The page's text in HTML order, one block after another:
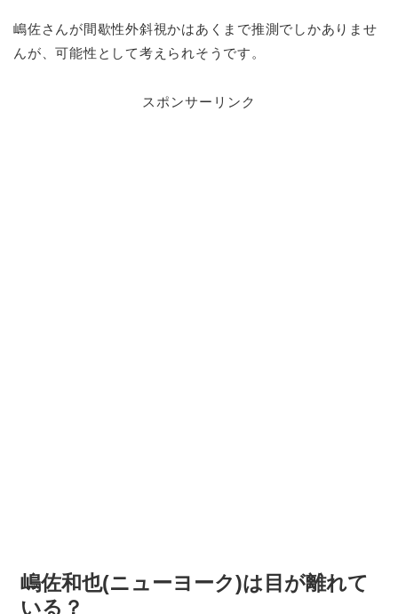
嶋佐さんが間歇性外斜視かはあくまで推測でしかありませ
んが、可能性として考えられそうです。
スポンサーリンク
嶋佐和也(ニューヨーク)は目が離れて
いる？